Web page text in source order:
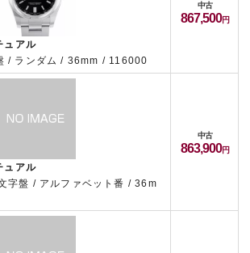
ュアル
/ ランダム / 36mm / 116000
中古
867,500
ュアル
字盤 / アルファベット番 / 36m
中古
863,900